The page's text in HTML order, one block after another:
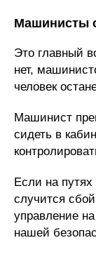
Машинисты
Это главный
нет,
человек
Машинист
сидеть в
Если на путях
случится
управление
нашей